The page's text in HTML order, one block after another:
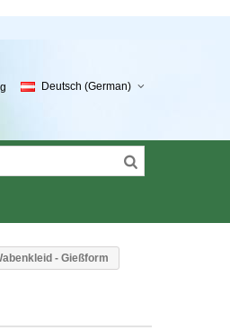
Deutsch (German)
- Gießform